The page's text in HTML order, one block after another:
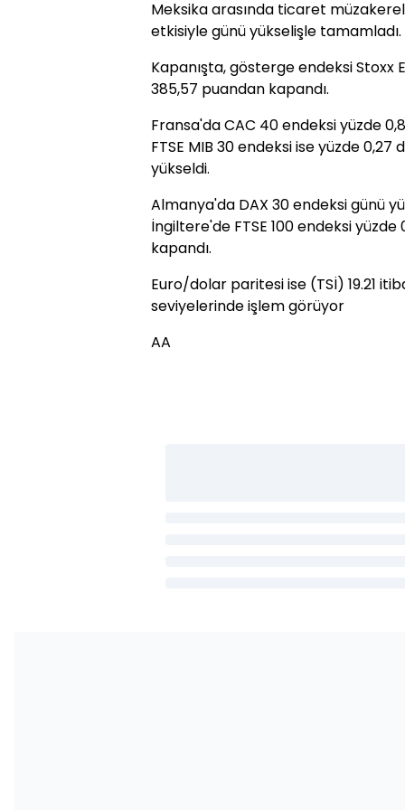
Meksika arasında ticaret
etkisiyle günü yükselişle tamamladı.
Kapanışta, gösterge endeksi Stoxx
385,57 puandan kapandı.
Fransa'da CAC 40 endeksi yüzde
FTSE MIB 30 endeksi ise yüzde
yükseldi.
Almanya'da DAX 30 endeksi günü
İngiltere'de FTSE 100 endeksi yüzde
kapandı.
Euro/dolar paritesi ise (TSİ) 19.21
seviyelerinde işlem görüyor
AA